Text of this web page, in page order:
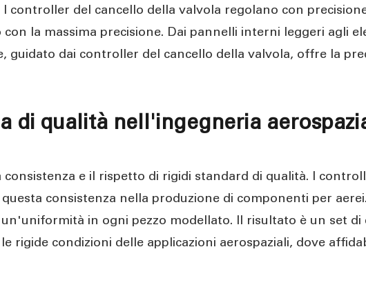
controller del cancello della valvola regolano con
la massima precisione. Dai pannelli interni leggeri agli
guidato dai controller del cancello della valvola, offre la
di qualità nell'ingegneria
e il rispetto di rigidi standard di qualità. I
consistenza nella produzione di componenti per
in ogni pezzo modellato. Il risultato è un set di
rigide condizioni delle applicazioni aerospaziali, dove